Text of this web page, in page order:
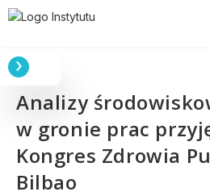
Analizy
w gronie prac
Kongres Zdrowia
Bilbao